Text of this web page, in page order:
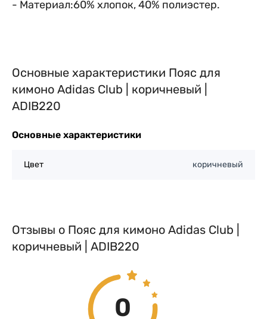
- Материал:60% хлопок, 40% полиэстер.
Основные характеристики Пояс для
кимоно Adidas Club | коричневый |
ADIB220
Основные характеристики
Цвет коричневый
Отзывы о Пояс для кимоно Adidas Club |
коричневый | ADIB220
0